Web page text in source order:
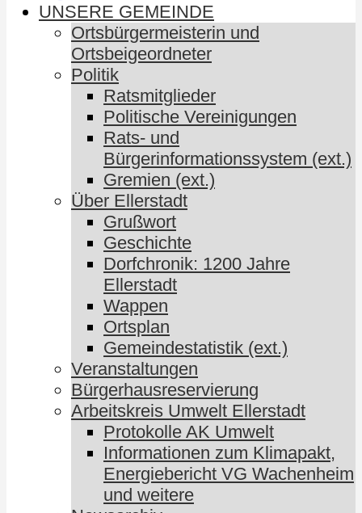
UNSERE GEMEINDE
Ortsbürgermeisterin und
Ortsbeigeordneter
Politik
Ratsmitglieder
Politische Vereinigungen
Rats- und
Bürgerinformationssystem (ext.)
Gremien (ext.)
Über Ellerstadt
Grußwort
Geschichte
Dorfchronik: 1200 Jahre
Ellerstadt
Wappen
Ortsplan
Gemeindestatistik (ext.)
Veranstaltungen
Bürgerhausreservierung
Arbeitskreis Umwelt Ellerstadt
Protokolle AK Umwelt
Informationen zum Klimapakt,
Energiebericht VG Wachenheim
und weitere